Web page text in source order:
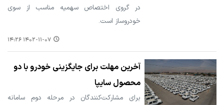
در گروی اختصاص سهمیه مناسب از سوی
خودروساز است.
۱۴۰۲-۱۱-۰۷ ۱۴:۲۶
آخرین مهلت برای جایگزینی خودرو با دو
محصول سایپا
برای مشارکت‌کنندگان در مرحله دوم سامانه